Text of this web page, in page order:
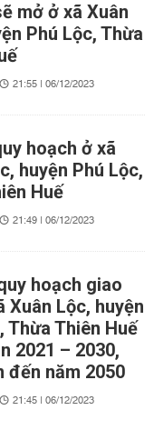
mở ở xã Xuân
Phú Lộc, Thừa
21:55 | 06/12/2023
hoạch ở xã
huyện Phú Lộc,
Huế
21:49 | 06/12/2023
hoạch giao
Xuân Lộc, huyện
Thừa Thiên Huế
2021 – 2030,
đến năm 2050
21:45 | 06/12/2023